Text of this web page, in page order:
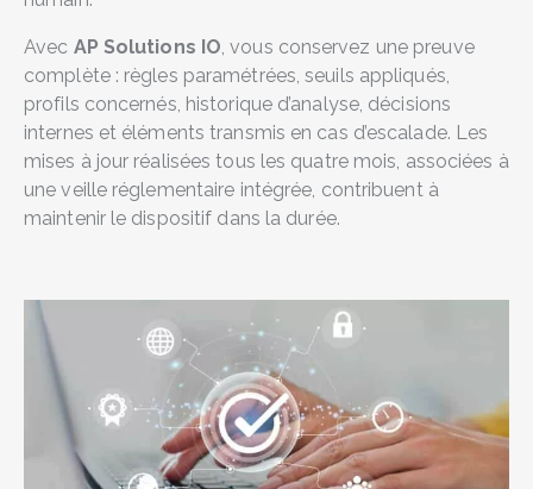
Avec AP Solutions IO, vous conservez une preuve
complète : règles paramétrées, seuils appliqués,
profils concernés, historique d’analyse, décisions
internes et éléments transmis en cas d’escalade. Les
mises à jour réalisées tous les quatre mois, associées à
une veille réglementaire intégrée, contribuent à
maintenir le dispositif dans la durée.